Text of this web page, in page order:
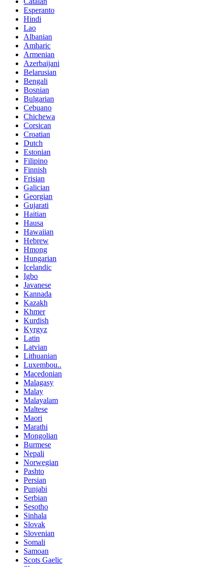
Esperanto
Hindi
Lao
Albanian
Amharic
Armenian
Azerbaijani
Belarusian
Bengali
Bosnian
Bulgarian
Cebuano
Chichewa
Corsican
Croatian
Dutch
Estonian
Filipino
Finnish
Frisian
Galician
Georgian
Gujarati
Haitian
Hausa
Hawaiian
Hebrew
Hmong
Hungarian
Icelandic
Igbo
Javanese
Kannada
Kazakh
Khmer
Kurdish
Kyrgyz
Latin
Latvian
Lithuanian
Luxembou..
Macedonian
Malagasy
Malay
Malayalam
Maltese
Maori
Marathi
Mongolian
Burmese
Nepali
Norwegian
Pashto
Persian
Punjabi
Serbian
Sesotho
Sinhala
Slovak
Slovenian
Somali
Samoan
Scots Gaelic